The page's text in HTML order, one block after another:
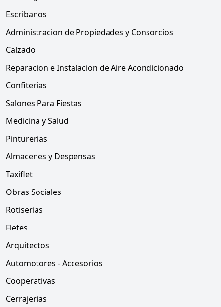
Escribanos
Administracion de Propiedades y Consorcios
Calzado
Reparacion e Instalacion de Aire Acondicionado
Confiterias
Salones Para Fiestas
Medicina y Salud
Pinturerias
Almacenes y Despensas
Taxiflet
Obras Sociales
Rotiserias
Fletes
Arquitectos
Automotores - Accesorios
Cooperativas
Cerrajerias